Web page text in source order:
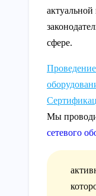
сфере.
Мы
сетевого